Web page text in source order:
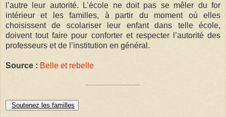
l’autre leur autorité. L’école ne doit pas se mêler du for
intérieur et les familles, à partir du moment où elles
choisissent de scolariser leur enfant dans telle école,
doivent tout faire pour conforter et respecter l’autorité des
professeurs et de l’institution en général.
Source : Belle et rebelle
Soutenez les familles